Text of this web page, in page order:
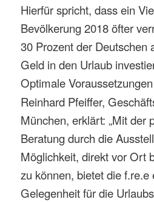
Hierfür spricht, dass ein
Bevölkerung 2018 öfter
30 Prozent der Deutschen
Geld in den Urlaub
Optimale
Reinhard Pfeiffer,
München, erklärt: „Mit der
Beratung durch die
Möglichkeit, direkt vor Ort
zu können, bietet die f.re.e
Gelegenheit für die